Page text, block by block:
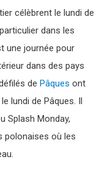
célèbrent le lundi de
dans les
une journée pour
dans des pays
de Pâques ont
lundi de Pâques. Il
Splash Monday,
polonaises où les